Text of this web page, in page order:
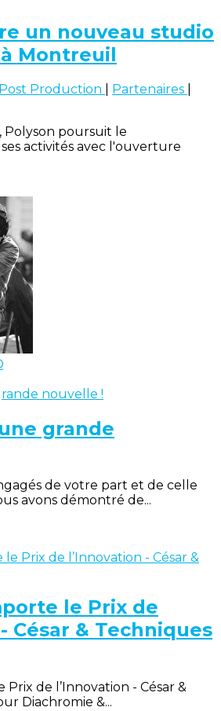
un nouveau studio
Montreuil
Post Production Partenaires
Polyson poursuit le
activités avec l'ouverture
grande
de votre part et de celle
avons démontré de...
le Prix de
César & Techniques
de l’Innovation - César &
Diachromie &...